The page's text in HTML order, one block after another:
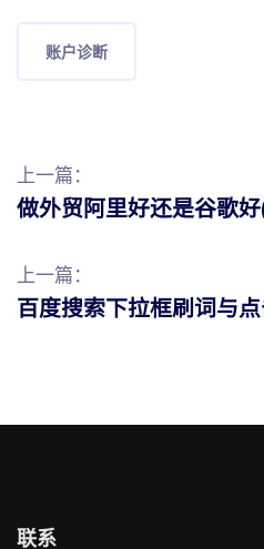
账户诊断
上一篇：
做外贸阿里好还是谷歌
上一篇：
百度搜索下拉框刷词与
联系